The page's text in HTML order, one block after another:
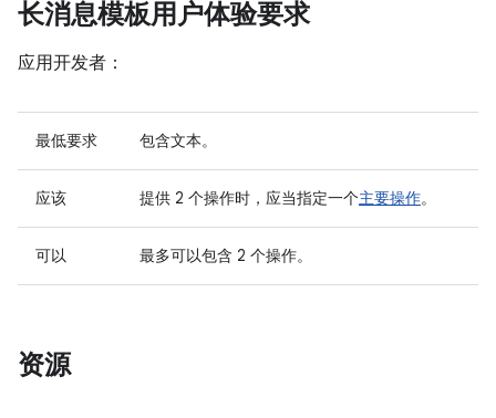
长消息模板用户体验要求
应用开发者：
最低要求 包含文本。
应该 提供 2 个操作时，应当指定一个主要操作。
可以 最多可以包含 2 个操作。
资源